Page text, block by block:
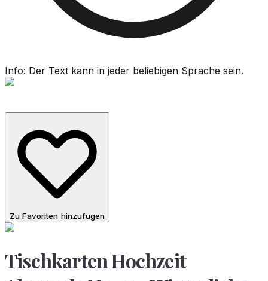
Info: Der Text kann in jeder beliebigen Sprache sein.
Zu Favoriten hinzufügen
Tischkarten Hochzeit